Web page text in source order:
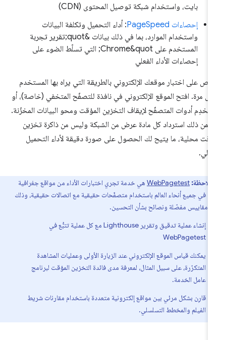
بايت، واستخدام شبكة توصيل المحتوى (CDN)
إحصاءات PageSpeed
: أداء التحميل وتكلفة البيانات
واستخدام الموارد، بما في ذلك بيانات &quot;تقرير تجربة
المستخدم على Chrome&quot; التي تسلّط الضوء على
إحصاءات الأداء الفعلي
على اختبار موقعك الإلكتروني بالطريقة التي يراه بها المستخدم
مرة. افتح الموقع الإلكتروني في نافذة للتصفّح المتخفي (خاصة)، أو
أدوات المتصفّح لإيقاف التخزين المؤقت ومحو البيانات المخزّنة.
ذلك استرداد كل مادة عرض من الشبكة وليس من ذاكرة تخزين
محلية، ما يتيح لك الحصول على صورة دقيقة لأداء التحميل
ملاحظة:WebPagetestهي خدمة تجري اختبارات الأداء من مواقع جغرافية
في جميع أنحاء العالم باستخدام متصفّحات حقيقية مع اتصالات حقيقية، وذلك
مقاييس مفصّلة ونصائح بشأن التحسين.
إنشاء عملية تدقيق وتقرير Lighthouse مع كل عملية تتبُّع في
WebPagetest
يمكنك قياس الموقع الإلكتروني عند الزيارة الأولى وعمليات المشاهدة
المتكرّرة، على سبيل المثال، لمعرفة مدى فائدة التخزين المؤقت لبرنامج
عامل الخدمة.
قارِن بشكل مرئي بين مواقع إلكترونية متعددة باستخدام مقارنات شريط
الفيلم والمخطط التسلسلي.